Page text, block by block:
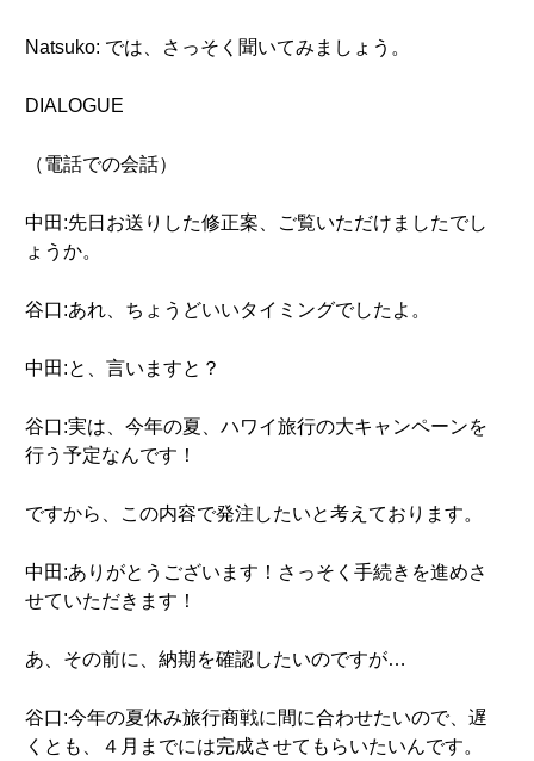
Natsuko: では、さっそく聞いてみましょう。
DIALOGUE
（電話での会話）
中田:先日お送りした修正案、ご覧いただけましたでし
ょうか。
谷口:あれ、ちょうどいいタイミングでしたよ。
中田:と、言いますと？
谷口:実は、今年の夏、ハワイ旅行の大キャンペーンを
行う予定なんです！
ですから、この内容で発注したいと考えております。
中田:ありがとうございます！さっそく手続きを進めさ
せていただきます！
あ、その前に、納期を確認したいのですが…
谷口:今年の夏休み旅行商戦に間に合わせたいので、遅
くとも、４月までには完成させてもらいたいんです。